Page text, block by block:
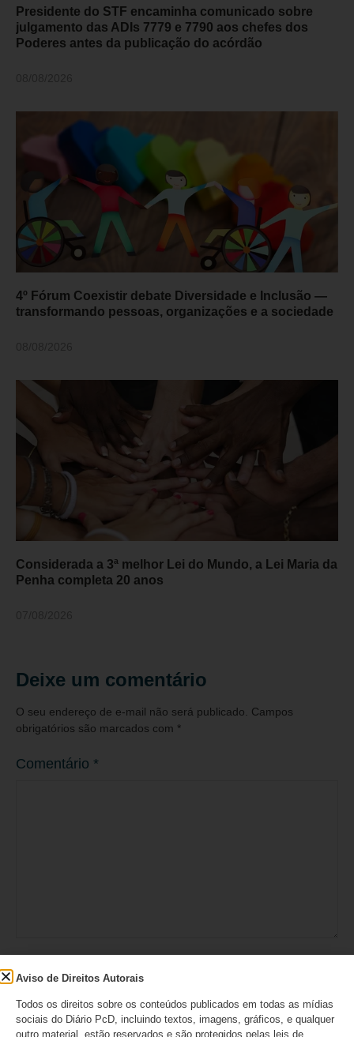
Presidente do STF encaminha comunicado sobre
julgamento das ADIs 7779 e 7790 aos chefes dos
Poderes antes da publicação do acórdão
4º Fórum Coexistir debate Diversidade e Inclusão —
transformando pessoas, organizações e a sociedade
Considerada a 3ª melhor Lei do Mundo, a Lei Maria da
Penha completa 20 anos
Deixe um comentário
O seu endereço de e-mail não será publicado.
Campos
obrigatórios são marcados com *
Comentário *
Nome *
Aviso de Direitos Autorais
Todos os direitos sobre os conteúdos publicados em todas as mídias
sociais do Diário PcD, incluindo textos, imagens, gráficos, e qualquer
outro material, estão reservados e são protegidos pelas leis de